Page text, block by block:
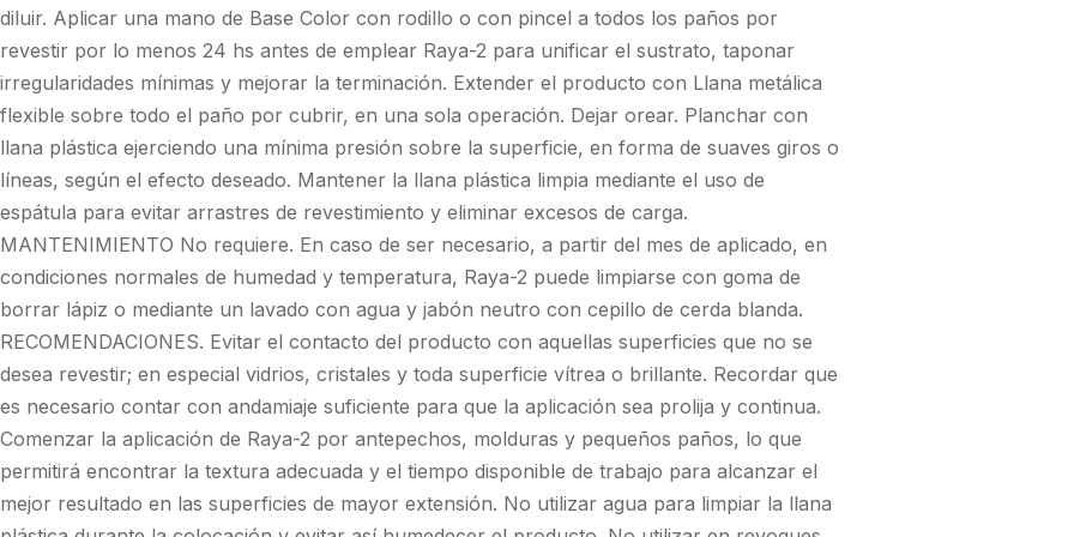
diluir. Aplicar una mano de Base Color con rodillo o con pincel a todos los paños por
revestir por lo menos 24 hs antes de emplear Raya-2 para unificar el sustrato, taponar
irregularidades mínimas y mejorar la terminación. Extender el producto con Llana metálica
flexible sobre todo el paño por cubrir, en una sola operación. Dejar orear. Planchar con
llana plástica ejerciendo una mínima presión sobre la superficie, en forma de suaves giros o
líneas, según el efecto deseado. Mantener la llana plástica limpia mediante el uso de
espátula para evitar arrastres de revestimiento y eliminar excesos de carga.
MANTENIMIENTO No requiere. En caso de ser necesario, a partir del mes de aplicado, en
condiciones normales de humedad y temperatura, Raya-2 puede limpiarse con goma de
borrar lápiz o mediante un lavado con agua y jabón neutro con cepillo de cerda blanda.
RECOMENDACIONES. Evitar el contacto del producto con aquellas superficies que no se
desea revestir; en especial vidrios, cristales y toda superficie vítrea o brillante. Recordar que
es necesario contar con andamiaje suficiente para que la aplicación sea prolija y continua.
Comenzar la aplicación de Raya-2 por antepechos, molduras y pequeños paños, lo que
permitirá encontrar la textura adecuada y el tiempo disponible de trabajo para alcanzar el
mejor resultado en las superficies de mayor extensión. No utilizar agua para limpiar la llana